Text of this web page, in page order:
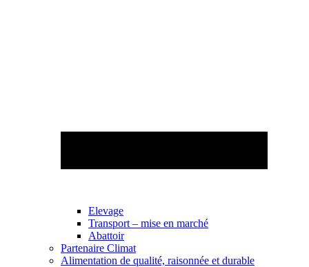
Elevage
Transport – mise en marché
Abattoir
Partenaire Climat
Alimentation de qualité, raisonnée et durable